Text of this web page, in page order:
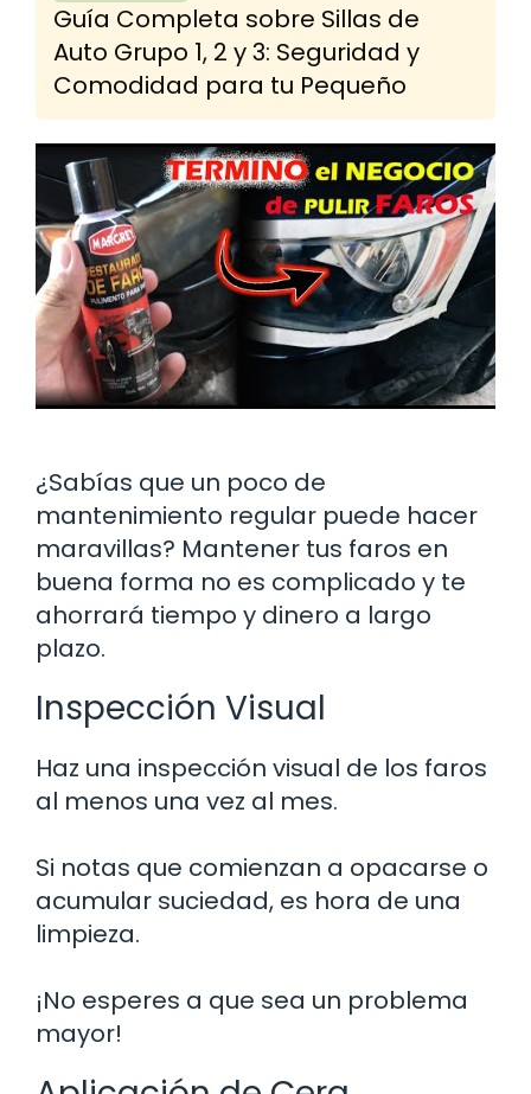
Guía Completa sobre Sillas de
Auto Grupo 1, 2 y 3: Seguridad y
Comodidad para tu Pequeño
¿Sabías que un poco de
mantenimiento regular puede hacer
maravillas? Mantener tus faros en
buena forma no es complicado y te
ahorrará tiempo y dinero a largo
plazo.
Inspección Visual
Haz una inspección visual de los faros
al menos una vez al mes.
Si notas que comienzan a opacarse o
acumular suciedad, es hora de una
limpieza.
¡No esperes a que sea un problema
mayor!